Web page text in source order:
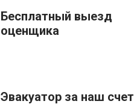
Бесплатный выезд
оценщика
Эвакуатор за наш счет